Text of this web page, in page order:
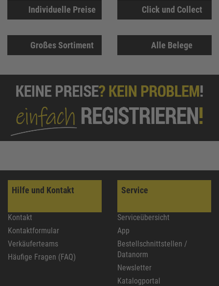
Individuelle Preise Click und Collect
Großes Sortiment Alle Belege
Hilfe und Kontakt
Kontakt
Kontaktformular
Verkäuferteams
Häufige Fragen (FAQ)
Service
Serviceübersicht
App
Bestellschnittstellen /
Datanorm
Newsletter
Katalogportal